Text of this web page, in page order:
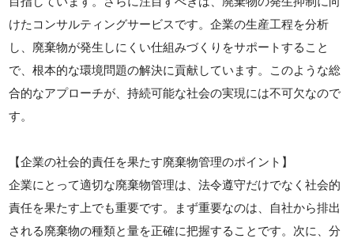
けたコンサルティングサービスです。企業の生産工程を分析
し、廃棄物が発生しにくい仕組みづくりをサポートすること
で、根本的な環境問題の解決に貢献しています。このような総
合的なアプローチが、持続可能な社会の実現には不可欠なので
す。
【企業の社会的責任を果たす廃棄物管理のポイント】
企業にとって適切な廃棄物管理は、法令遵守だけでなく社会的
責任を果たす上でも重要です。まず重要なのは、自社から排出
される廃棄物の種類と量を正確に把握することです。次に、分